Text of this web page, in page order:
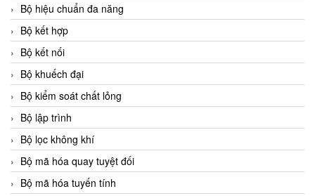
Bộ hiệu chuẩn đa năng
Bộ kết hợp
Bộ kết nối
Bộ khuếch đại
Bộ kiểm soát chất lỏng
Bộ lập trình
Bộ lọc không khí
Bộ mã hóa quay tuyệt đối
Bộ mã hóa tuyến tính